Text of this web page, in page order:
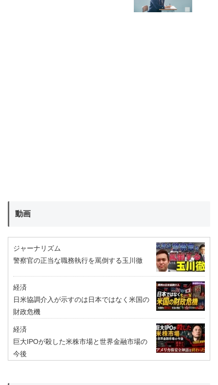
動画
ジャーナリズム
警察官の正当な職務執行を罵倒する玉川徹
経済
日米協調介入が示すのは日本ではなく米国の
財政危機
経済
巨大IPOが殺した米株市場と世界金融市場の
今後